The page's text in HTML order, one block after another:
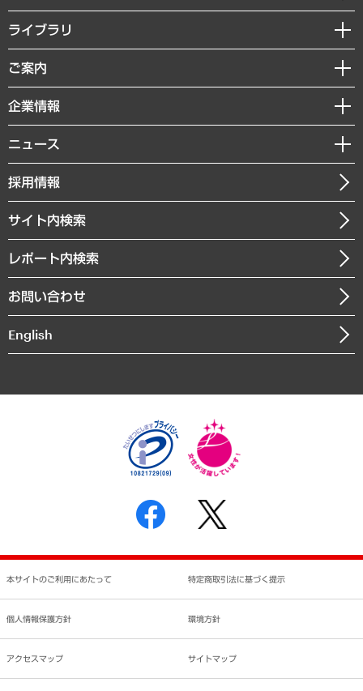
経営戦略
組織・人事戦略
デジタルイノベーション
共生・ダイバーシティ
GRC（ガバナンス・リスク・コンプライアンス）・防災（政策）
経済・産業・雇用・労働
まちづくり・観光・交通・スポーツ・スマートシティ
自然資源・農林水産業・食料システム
ライブラリ
経済調査
レポート
コラム
経営用語集
受託・受注実績（官公庁関連）
メディア掲載・出演
ご案内
セミナー・イベント情報
MUFGビジネスセミナー
受託案件情報
企業情報
私たちの想い
社長メッセージ
会社概要
沿革
組織図・本部部室紹介
インドネシア現地法人
個人情報保護方針
反社会的勢力に対する基本方針
書面による個人情報の開示等の請求の手続きについて
ニュース
ニュースリリース
お知らせ
採用情報
サイト内検索
レポート内検索
お問い合わせ
English
本サイトのご利用にあたって 特定商取引法に基づく提示
個人情報保護方針 環境方針
アクセスマップ サイトマップ